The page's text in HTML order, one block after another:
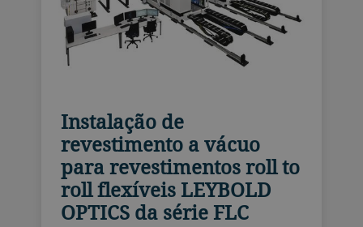
Instalação de
revestimento a vácuo
para revestimentos roll to
roll flexíveis LEYBOLD
OPTICS da série FLC